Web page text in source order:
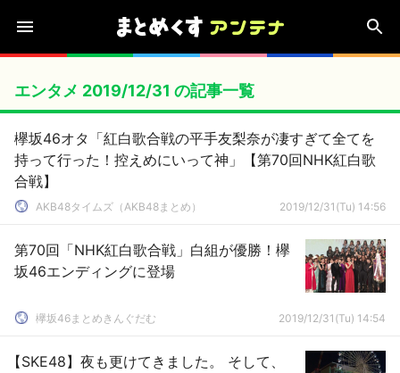
エンタメ 2019/12/31 の記事一覧
欅坂46オタ「紅白歌合戦の平手友梨奈が凄すぎて全てを
持って行った！控えめにいって神」【第70回NHK紅白歌
合戦】
AKB48タイムズ（AKB48まとめ） 2019/12/31(Tu) 14:56
第70回「NHK紅白歌合戦」白組が優勝！欅
坂46エンディングに登場
欅坂46まとめきんぐだむ 2019/12/31(Tu) 14:54
【SKE48】夜も更けてきました。 そして、